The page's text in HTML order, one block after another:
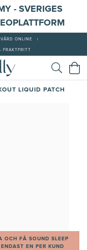
- SVERIGES
ONLINE
LIQUID PATCH
OCH FÅ SOUND SLEEP
EN PER KUND